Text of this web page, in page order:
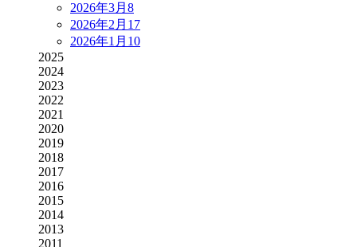
2026年3月 8
2026年2月 17
2026年1月 10
2025
2024
2023
2022
2021
2020
2019
2018
2017
2016
2015
2014
2013
2011